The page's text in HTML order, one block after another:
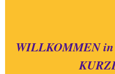
09.-PERSONENBLOG - 2
WILLKOMMEN in